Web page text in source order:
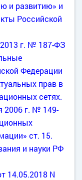
и развитию» и
Российской
г. № 187-ФЗ
Федерации
прав в
сетях.
2006 г. № 149-
ст. 15.
и науки РФ
14.05.2018 N